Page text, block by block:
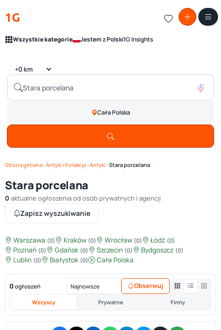
1G
Wszystkie kategorie Jestem z Polski1G Insights
Cała Polska
Strona główna›Antyki i Kolekcje›Antyki ›Stara porcelana
Stara porcelana
0 aktualne ogłoszenia od osób prywatnych i agencji
Zapisz wyszukiwanie
Warszawa (0) Kraków (0) Wrocław (0) Łódź (0)
Poznań (0) Gdańsk (0) Szczecin (0) Bydgoszcz (0)
Lublin (0) Białystok (0) Cała Polska
0 ogłoszeń
Wszyscy Prywatne Firmy
Obserwuj